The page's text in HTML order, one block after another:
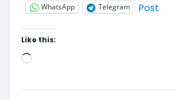
WhatsApp
Telegram Post
Like this: